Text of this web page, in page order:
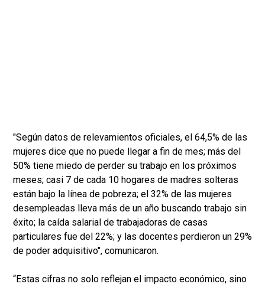
"Según datos de relevamientos oficiales, el 64,5% de las
mujeres dice que no puede llegar a fin de mes; más del
50% tiene miedo de perder su trabajo en los próximos
meses; casi 7 de cada 10 hogares de madres solteras
están bajo la línea de pobreza; el 32% de las mujeres
desempleadas lleva más de un año buscando trabajo sin
éxito; la caída salarial de trabajadoras de casas
particulares fue del 22%; y las docentes perdieron un 29%
de poder adquisitivo", comunicaron.
“Estas cifras no solo reflejan el impacto económico, sino